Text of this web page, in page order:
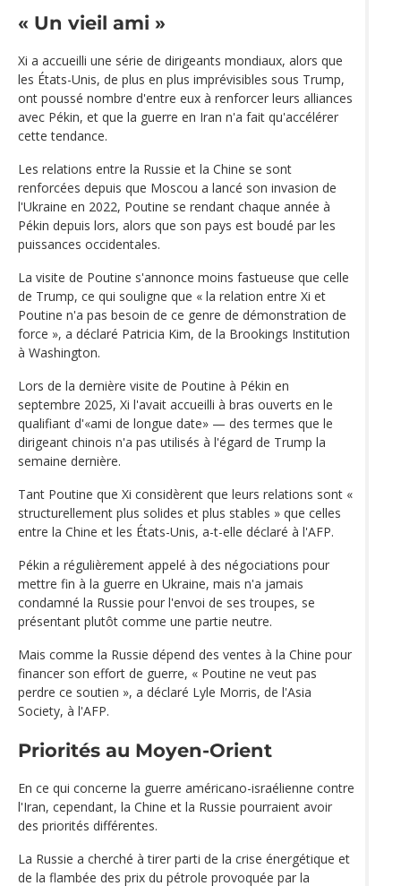
« Un vieil ami »
Xi a accueilli une série de dirigeants mondiaux, alors que
les États-Unis, de plus en plus imprévisibles sous Trump,
ont poussé nombre d'entre eux à renforcer leurs alliances
avec Pékin, et que la guerre en Iran n'a fait qu'accélérer
cette tendance.
Les relations entre la Russie et la Chine se sont
renforcées depuis que Moscou a lancé son invasion de
l'Ukraine en 2022, Poutine se rendant chaque année à
Pékin depuis lors, alors que son pays est boudé par les
puissances occidentales.
La visite de Poutine s'annonce moins fastueuse que celle
de Trump, ce qui souligne que « la relation entre Xi et
Poutine n'a pas besoin de ce genre de démonstration de
force », a déclaré Patricia Kim, de la Brookings Institution
à Washington.
Lors de la dernière visite de Poutine à Pékin en
septembre 2025, Xi l'avait accueilli à bras ouverts en le
qualifiant d'«ami de longue date» — des termes que le
dirigeant chinois n'a pas utilisés à l'égard de Trump la
semaine dernière.
Tant Poutine que Xi considèrent que leurs relations sont «
structurellement plus solides et plus stables » que celles
entre la Chine et les États-Unis, a-t-elle déclaré à l'AFP.
Pékin a régulièrement appelé à des négociations pour
mettre fin à la guerre en Ukraine, mais n'a jamais
condamné la Russie pour l'envoi de ses troupes, se
présentant plutôt comme une partie neutre.
Mais comme la Russie dépend des ventes à la Chine pour
financer son effort de guerre, « Poutine ne veut pas
perdre ce soutien », a déclaré Lyle Morris, de l'Asia
Society, à l'AFP.
Priorités au Moyen-Orient
En ce qui concerne la guerre américano-israélienne contre
l'Iran, cependant, la Chine et la Russie pourraient avoir
des priorités différentes.
La Russie a cherché à tirer parti de la crise énergétique et
de la flambée des prix du pétrole provoquée par la